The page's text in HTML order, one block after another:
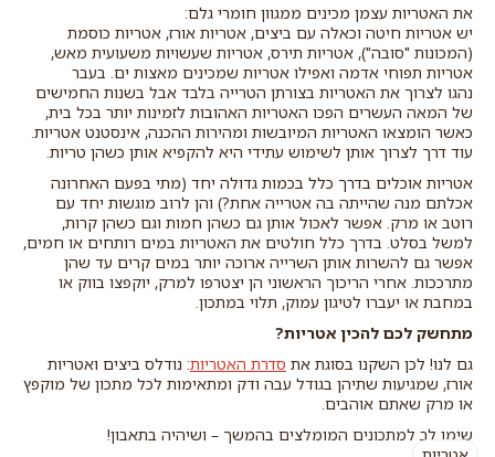
את האטריות עצמן מכינים ממגוון חומרי גלם:
יש אטריות חיטה וכאלה עם ביצים, אטריות אורז, אטריות כוסמת
(המכונות "סובה"), אטריות תירס, אטריות שעשויות משעועית מאש,
אטריות תפוחי אדמה ואפילו אטריות שמכינים מאצות ים. בעבר
נהגו לצרוך את האטריות בצורתן הטרייה בלבד אבל בשנות החמישים
של המאה העשרים הפכו האטריות האהובות לזמינות יותר בכל בית,
כאשר הומצאו האטריות המיובשות ומהירות ההכנה, אינסטנט אטריות.
עוד דרך לצרוך אותן לשימוש עתידי היא להקפיא אותן כשהן טריות.
אטריות אוכלים בדרך כלל בכמות גדולה יחד (מתי בפעם האחרונה
אכלתם מנה שהייתה בה אטרייה אחת?) והן לרוב מוגשות יחד עם
רוטב או מרק. אפשר לאכול אותן גם כשהן חמות וגם כשהן קרות,
למשל בסלט. בדרך כלל חולטים את האטריות במים רותחים או חמים,
אפשר גם להשרות אותן השרייה ארוכה יותר במים קרים עד שהן
מתרככות. אחרי הריכוך הראשוני הן יצטרפו למרק, יוקפצו בווק או
במחבת או יעברו לטיגון עמוק, תלוי במתכון.
מתחשק לכם להכין אטריות?
גם לנו! לכן השקנו בסוגת את סדרת האטריות: נודלס ביצים ואטריות
אורז, שמגיעות שתיהן בגודל עבה ודק ומתאימות לכל מתכון של מוקפץ
או מרק שאתם אוהבים.
שימו לב למתכונים המומלצים בהמשך – ושיהיה בתאבון!